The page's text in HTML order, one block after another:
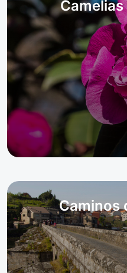
Camelias
Caminos